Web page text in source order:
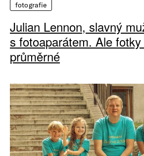
fotografie
Julian Lennon, slavný
s fotoaparátem. Ale
průměrné